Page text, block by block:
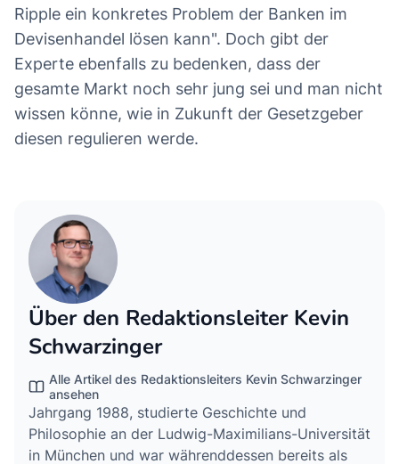
Ripple ein konkretes Problem der Banken im
Devisenhandel lösen kann". Doch gibt der
Experte ebenfalls zu bedenken, dass der
gesamte Markt noch sehr jung sei und man nicht
wissen könne, wie in Zukunft der Gesetzgeber
diesen regulieren werde.
Über den Redaktionsleiter Kevin
Schwarzinger
Alle Artikel des Redaktionsleiters Kevin Schwarzinger
ansehen
Jahrgang 1988, studierte Geschichte und
Philosophie an der Ludwig-Maximilians-Universität
in München und war währenddessen bereits als